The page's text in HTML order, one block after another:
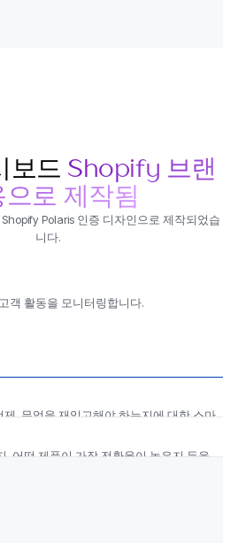
보드 Shopify 브랜
으로 제작됨
Polaris 인증 디자인으로 제작되었습
니다.
객 활동을 모니터링합니다.
, 무엇을 재입고해야 하는지에 대한 스마
.
, 어떤 제품이 가장 전환율이 높은지 등을